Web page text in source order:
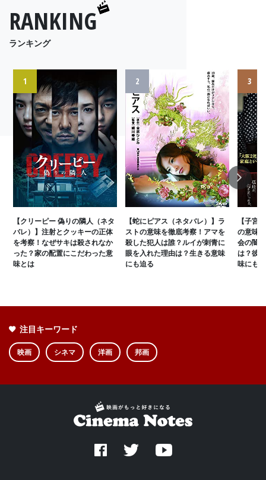
RANKING
ランキング
1
【クリーピー 偽りの隣人（ネタ
バレ）】注射とクッキーの正体
を考察！なぜサキは殺されなか
った？家の配置にこだわった意
味とは
2
【蛇にピアス（ネタバレ）】ラ
ストの意味を徹底考察！アマを
殺した犯人は誰？ルイが刺青に
眼を入れた理由は？生きる意味
にも迫る
3
【子宮
の意味
会の闇
は？彼
味にも
Next
注目キーワード
映画 シネマ 洋画 邦画